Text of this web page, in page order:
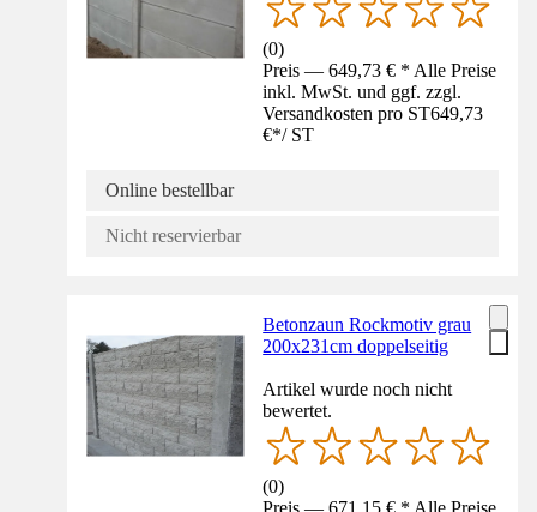
(0)
Preis — 649,73 € * Alle Preise
inkl. MwSt. und ggf. zzgl.
Versandkosten pro ST649,73
€*/ ST
Online bestellbar
Nicht reservierbar
Betonzaun Rockmotiv grau
200x231cm doppelseitig
Artikel wurde noch nicht
bewertet.
(0)